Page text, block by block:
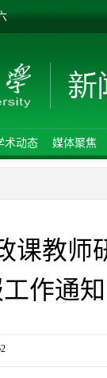
术动态 媒体聚焦
课教师
作通知